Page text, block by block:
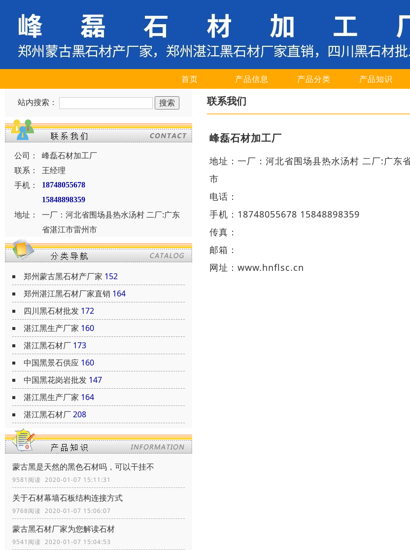
首页 产品信息 产品分类 产品知识
站内搜索：
公司：
峰磊石材加工厂
联系：
王经理
手机：
18748055678
15848898359
地址：
一厂：河北省围场县热水汤村 二厂:广东
省湛江市雷州市
郑州蒙古黑石材产厂家 152
郑州湛江黑石材厂家直销 164
四川黑石材批发 172
湛江黑生产厂家 160
湛江黑石材厂 173
中国黑景石供应 160
中国黑花岗岩批发 147
湛江黑生产厂家 164
湛江黑石材厂208
蒙古黑是天然的黑色石材吗，可以干挂不
9581阅读 2020-01-07 15:11:31
关于石材幕墙石板结构连接方式
9768阅读 2020-01-07 15:06:07
蒙古黑石材厂家为您解读石材
9541阅读 2020-01-07 15:04:53
联系我们
峰磊石材加工厂
地址：一厂：河北省围场县热水汤村 二厂:广东
市
电话：
手机：18748055678 15848898359
传真：
邮箱：
网址： www.hnflsc.cn